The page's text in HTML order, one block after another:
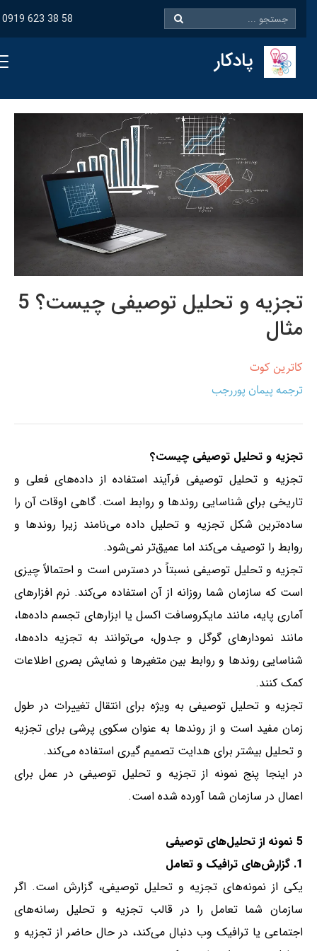
0919 623 38 58
پادکار
تجزیه و تحلیل توصیفی چیست؟ 5
مثال
کاترین کوت
ترجمه پیمان پوررجب
تجزیه و تحلیل توصیفی چیست؟
تجزیه و تحلیل توصیفی فرآیند استفاده از داده‌های فعلی و
تاریخی برای شناسایی روندها و روابط است. گاهی اوقات آن را
ساده‌ترین شکل تجزیه و تحلیل داده می‌نامند زیرا روندها و
روابط را توصیف می‌کند اما عمیق‌تر نمی‌شود.
تجزیه و تحلیل توصیفی نسبتاً در دسترس است و احتمالاً چیزی
است که سازمان شما روزانه از آن استفاده می‌کند. نرم افزارهای
آماری پایه، مانند مایکروسافت اکسل یا ابزارهای تجسم داده‌ها،
مانند نمودارهای گوگل و جدول، می‌توانند به تجزیه داده‌ها،
شناسایی روندها و روابط بین متغیرها و نمایش بصری اطلاعات
کمک کنند.
تجزیه و تحلیل توصیفی به ویژه برای انتقال تغییرات در طول
زمان مفید است و از روندها به عنوان سکوی پرشی برای تجزیه
و تحلیل بیشتر برای هدایت تصمیم گیری استفاده می‌کند.
در اینجا پنج نمونه از تجزیه و تحلیل توصیفی در عمل برای
اعمال در سازمان شما آورده شده است.
یکی از نمونه‌های تجزیه و تحلیل توصیفی، گزارش است. اگر
سازمان شما تعامل را در قالب تجزیه و تحلیل رسانه‌های
اجتماعی یا ترافیک وب دنبال می‌کند، در حال حاضر از تجزیه و